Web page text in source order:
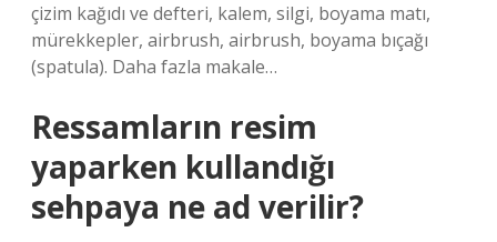
çizim kağıdı ve defteri, kalem, silgi, boyama matı,
mürekkepler, airbrush, airbrush, boyama bıçağı
(spatula). Daha fazla makale…
Ressamların resim
yaparken kullandığı
sehpaya ne ad verilir?